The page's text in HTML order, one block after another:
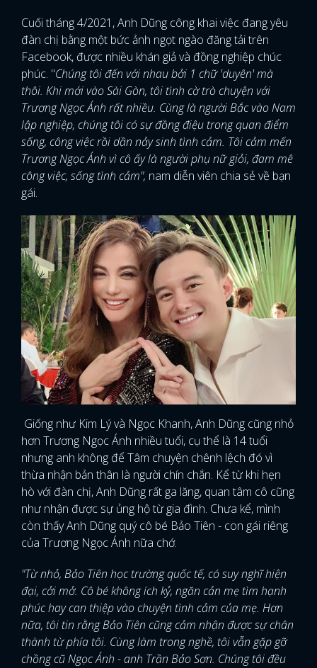
Cuối tháng 4/2021, Anh Dũng công khai việc đang yêu
đàn chị bằng một bức ảnh ngọt ngào đăng tải trên
Facebook, được nhiều khán giả và đồng nghiệp chúc
phúc. "Chúng tôi đến với nhau bởi 1 chữ 'duyên' mà
thôi. Khi mới vào Sài Gòn, tôi tình cờ trò chuyện với
Trương Ngọc Ánh rất nhiều. Cùng là người Bắc vào Nam
lập nghiệp, chúng tôi có sự đồng điệu trong quan điểm
sống, công việc rồi dần nảy sinh tình cảm. Tôi cảm mến
Trương Ngọc Ánh vì cô ấy là người phụ nữ giỏi, đam mê
công việc, sống tình cảm", nam diễn viên chia sẻ về bạn
gái.
Giống như Kim Lý và Ngọc Khanh, Anh Dũng cũng nhỏ
hơn Trương Ngọc Ánh nhiều tuổi, cụ thể là 14 tuổi
nhưng anh không để Tâm chuyện chênh lệch đó vì
thừa nhận bản thân là người chín chắn. Kể từ khi hẹn
hò với đàn chị, Anh Dũng rất ga lăng, quan tâm cô cũng
như nhận được sự ủng hộ từ gia đình. Chưa kể, mình
còn thấy Anh Dũng quý cô bé Bảo Tiên - con gái riêng
của Trương Ngọc Ánh nữa chớ.
"Từ nhỏ, Bảo Tiên học trường quốc tế, có suy nghĩ hiện
đại, cởi mở. Cô bé không ích kỷ, ngăn cản mẹ tìm hạnh
phúc hay can thiệp vào chuyện tình cảm của mẹ. Hơn
nữa, tôi tin rằng Bảo Tiên cũng cảm nhận được sự chân
thành từ phía tôi. Cùng làm trong nghề, tôi vẫn gặp gỡ
chồng cũ Ngọc Ánh - anh Trần Bảo Sơn. Chúng tôi đều